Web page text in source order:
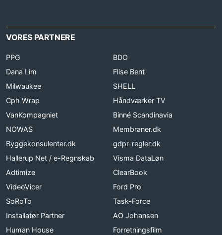
VORES PARTNERE
PPG
BDO
Dana Lim
Flise Bent
Milwaukee
SHELL
Cph Wrap
Håndværker TV
VanKompagniet
Binné Scandinavia
NOWAS
Membraner.dk
Byggekonsulenter.dk
gdpr-regler.dk
Hallerup Net / e-Regnskab
Visma DataLøn
Adtimize
ClearBook
VideoVicer
Ford Pro
SoRoTo
Task-Force
Installatør Partner
AO Johansen
Human House
Forretningsfilm